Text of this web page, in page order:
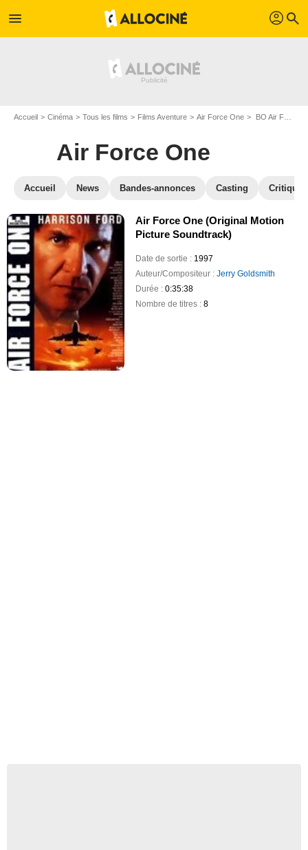
menu profil search
Accueil Cinéma Tous les films Films Aventure Air Force One BO Air Force One
Air Force One
Accueil News Bandes-annonces Casting
Air Force One (Original Motion
Picture Soundtrack)
Date de sortie : 1997
Auteur/Compositeur :Jerry Goldsmith
Durée :0:35:38
Nombre de titres :8